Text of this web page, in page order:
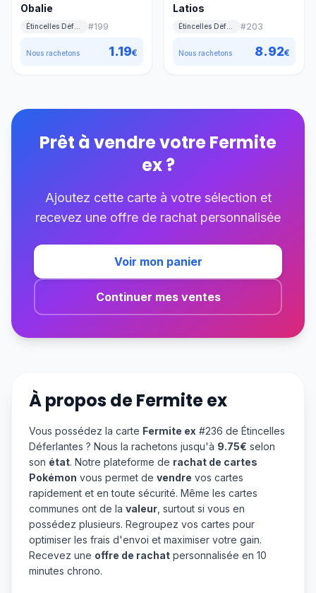
Obalie
#199
Nous rachetons 1.19€
Latios
#203
Nous rachetons 8.92€
Prêt à vendre votreFermite
ex?
Ajoutez cette carte à votre sélection et
recevez une offre de rachat personnalisée
Voir mon panier
Continuer mes ventes
À propos deFermite ex
Vous possédez la carte Fermite ex #236 de Étincelles
Déferlantes ? Nous la rachetons jusqu'à 9.75€ selon
son état. Notre plateforme de rachat de cartes
Pokémon vous permet de vendre vos cartes
rapidement et en toute sécurité. Même les cartes
communes ont de la valeur , surtout si vous en
possédez plusieurs. Regroupez vos cartes pour
optimiser les frais d'envoi et maximiser votre gain.
Recevez une offre de rachat personnalisée en 10
minutes chrono.